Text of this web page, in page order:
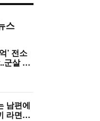
스
’ 전소
군살 제
남편에
라면…